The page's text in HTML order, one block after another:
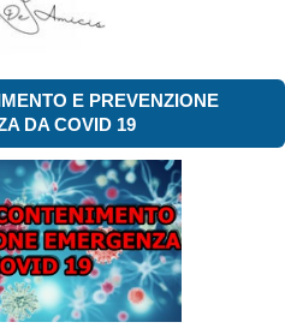
E PREVENZIONE
DA COVID 19